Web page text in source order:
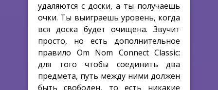
удаляются с доски, а ты получаешь
очки. Ты выиграешь уровень, когда
вся доска будет очищена. Звучит
просто, но есть дополнительное
правило Om Nom Connect Classic:
для того чтобы соединить два
предмета, путь между ними должен
быть свободен, то есть никакие